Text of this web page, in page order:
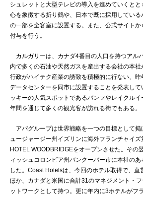
シュレットと大型テレビの導入を進めていくと
心を象徴する折り鶴や、日本で既に採用してい
の一部を全客室に設置する。また、公式サイト
付与を行う。
カルガリーは、カナダ4番目の人口を持つアル
内で多くの石油や天然ガスを産出する会社の本
行政がハイテク産業の誘致を積極的に行ない、
データセンターを同市に設置することを発表し
ッキーの人気スポットであるバンフやレイクルイ
年間を通じて多くの観光客が訪れる街でもある。
アパグループは世界戦略を一つの目標として掲
ュージャージー州イズリンに海外フランチャイ
HOTEL WOODBRIDGEをオープンさせた。その
ィッシュコロンビア州バンクーバー市に本社の
した。Coast Hotelsは、今回のホテル取得で、直
ほか、カナダと米国に合計31のマネジメント・
ットワークとして持つ。更に年内に3ホテルがフ